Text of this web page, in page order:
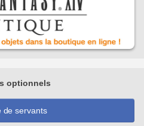
optionnels
de servants